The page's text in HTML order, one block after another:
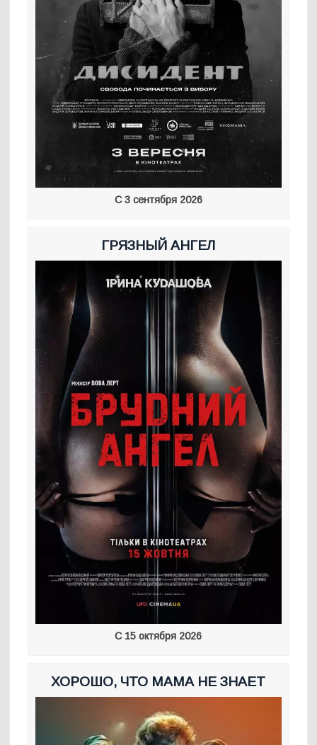
С 3 сентября 2026
ГРЯЗНЫЙ АНГЕЛ
С 15 октября 2026
ХОРОШО, ЧТО МАМА НЕ ЗНАЕТ